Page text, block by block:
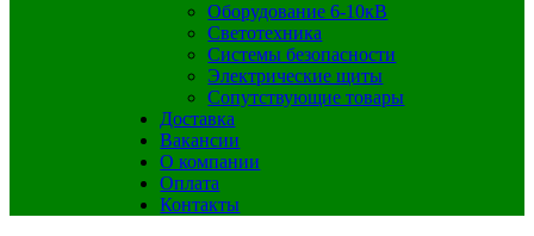
Оборудование 6-10кВ
Светотехника
Системы безопасности
Электрические щиты
Сопутствующие товары
Доставка
Вакансии
О компании
Оплата
Контакты